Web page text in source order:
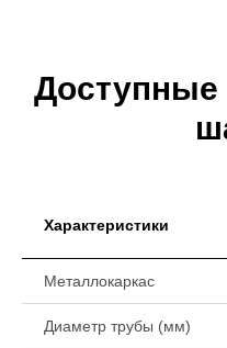
Доступные
Характеристики
Металлокаркас
Диаметр трубы (мм)